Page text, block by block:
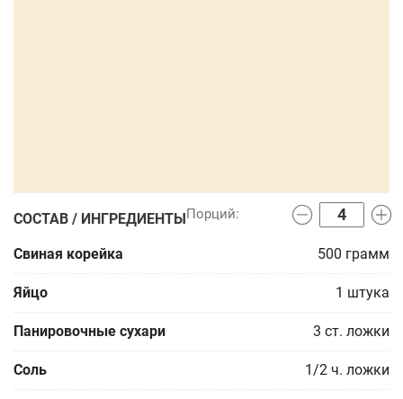
СОСТАВ / ИНГРЕДИЕНТЫ
Свиная корейка 500 грамм
Яйцо 1 штука
Панировочные сухари 3 ст. ложки
Соль 1/2 ч. ложки